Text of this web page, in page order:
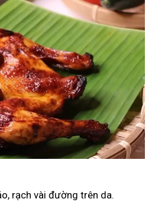
rạch vài đường trên da.